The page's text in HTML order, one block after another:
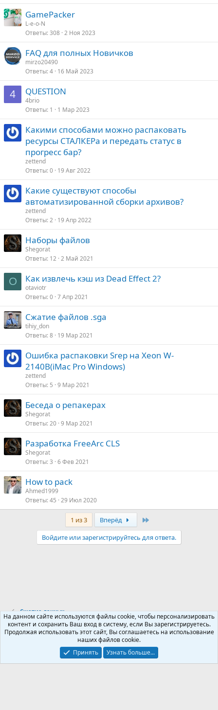
GamePacker
L-e-o-N
Ответы 308 2 Ноя 2023
FAQ для полных Новичков
mirzo20490
Ответы 4 16 Май 2023
4 QUESTION
4brio
Ответы 1 1 Мар 2023
Какими способами можно распаковать
ресурсы СТАЛКЕРа и передать статус в
прогресс бар?
zettend
Ответы 0 19 Авг 2022
Какие существуют способы
автоматизированной сборки архивов?
zettend
Ответы 2 19 Апр 2022
Наборы файлов
Shegorat
Ответы 12 2 Май 2021
O Как извлечь кэш из Dead Effect 2?
otaviotr
Ответы 0 7 Апр 2021
Сжатие файлов .sga
tihiy_don
Ответы 8 19 Мар 2021
Ошибка распаковки Srep на Xeon W-
2140B(iMac Pro Windows)
zettend
Ответы 5 9 Мар 2021
Беседа о репакерах
Shegorat
Ответы 20 9 Мар 2021
Разработка FreeArc CLS
Shegorat
Ответы 3 6 Фев 2021
How to pack
Ahmed1999
Ответы 45 29 Июл 2020
1 из 3 Вперёд
Войдите или зарегистрируйтесь для ответа.
Сжатие данных
Russian (RU)
Условия и правила
Политика конфиденциальности
Помощь
На данном сайте используются файлы cookie, чтобы персонализировать
контент и сохранить Ваш вход в систему, если Вы зарегистрируетесь.
Продолжая использовать этот сайт, Вы соглашаетесь на использование
наших файлов cookie.
Принять
Узнать больше...